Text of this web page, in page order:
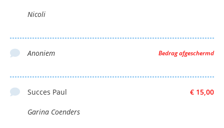
Nicoli
Bedrag afgeschermd
Anoniem
€ 15,00
Succes Paul
Garina Coenders